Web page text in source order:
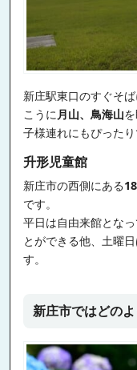
新庄駅東口のすぐそ
こうに 月山、鳥海山
子様連れにもぴったり
升形児童館
新庄市の西側にある
です。
平日は自由来館とな
とができる他、土曜
す。
新庄市ではどの